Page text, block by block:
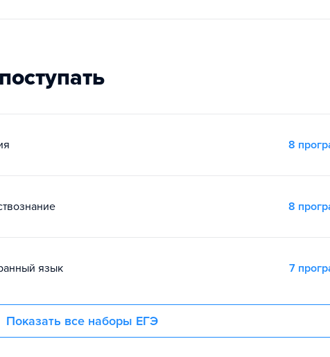
8
8
язык 7
Показать все наборы ЕГЭ